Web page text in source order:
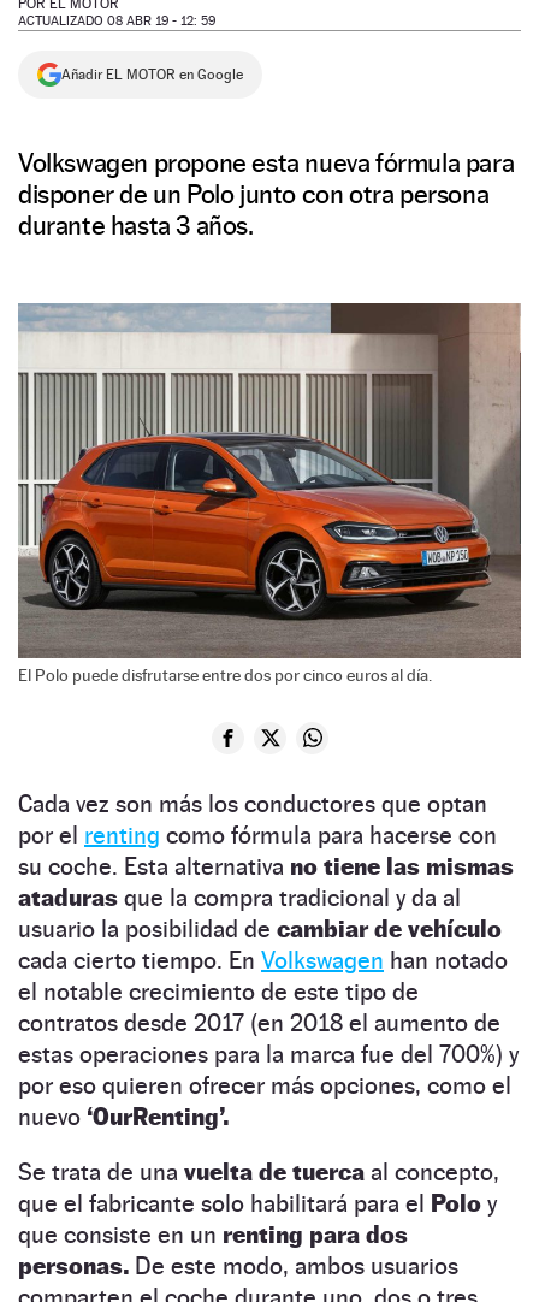
NEWSLETTER
POR EL MOTOR
ACTUALIZADO 08 ABR 19 - 12: 59
Añadir EL MOTOR en Google
Volkswagen propone esta nueva fórmula para
disponer de un Polo junto con otra persona
durante hasta 3 años.
El Polo puede disfrutarse entre dos por cinco euros al día.
Cada vez son más los conductores que optan
por el renting como fórmula para hacerse con
su coche. Esta alternativa no tiene las mismas
ataduras que la compra tradicional y da al
usuario la posibilidad de cambiar de vehículo
cada cierto tiempo. En Volkswagen han notado
el notable crecimiento de este tipo de
contratos desde 2017 (en 2018 el aumento de
estas operaciones para la marca fue del 700%) y
por eso quieren ofrecer más opciones, como el
nuevo ‘OurRenting’.
Se trata de una vuelta de tuerca al concepto,
que el fabricante solo habilitará para el Polo y
que consiste en un renting para dos
personas. De este modo, ambos usuarios